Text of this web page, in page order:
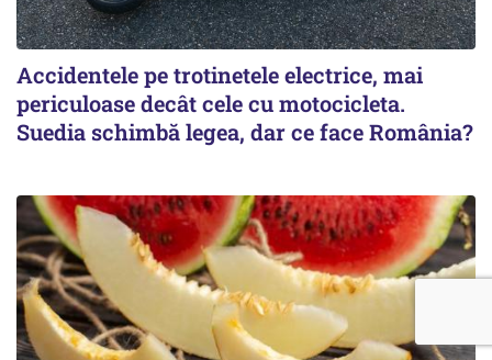
Accidentele pe trotinetele electrice, mai
periculoase decât cele cu motocicleta.
Suedia schimbă legea, dar ce face România?